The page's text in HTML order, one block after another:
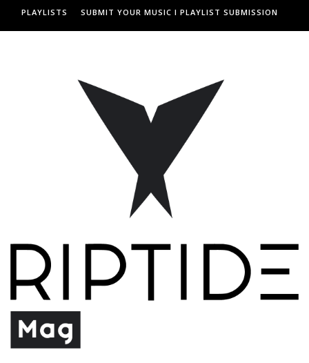
PLAYLISTS SUBMIT YOUR MUSIC I PLAYLIST SUBMISSION